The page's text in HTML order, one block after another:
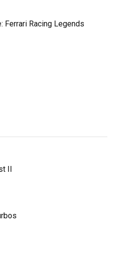
Ferrari Racing Legends
II